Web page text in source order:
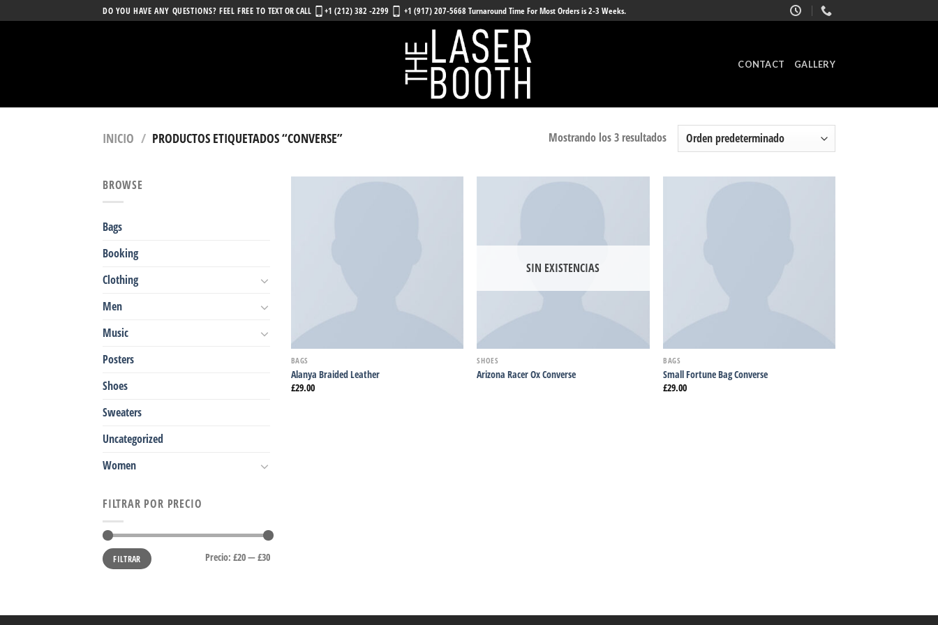
to
DO YOU HAVE ANY QUESTIONS? FEEL FREE TOTEXT OR CALL +1 (212) 382 -2299 +1 (917) 207-5668 Turnaround Time For Most Orders is 2-3 Weeks.
CONTACT GALLERY
INICIO / PRODUCTOS ETIQUETADOS “CONVERSE” Mostrando los 3 resultados
BROWSE
Bags
Booking
Clothing
Men
Music
Posters
Shoes
Sweaters
Uncategorized
Women
FILTRAR POR PRECIO
Precio
mínimo
Precio
máximo
FILTRAR Precio: £20—£30
BAGS
Alanya Braided Leather
£29.00
de
SIN EXISTENCIAS
SHOES
Arizona Racer Ox Converse
BAGS
Small Fortune Bag Converse
£29.00